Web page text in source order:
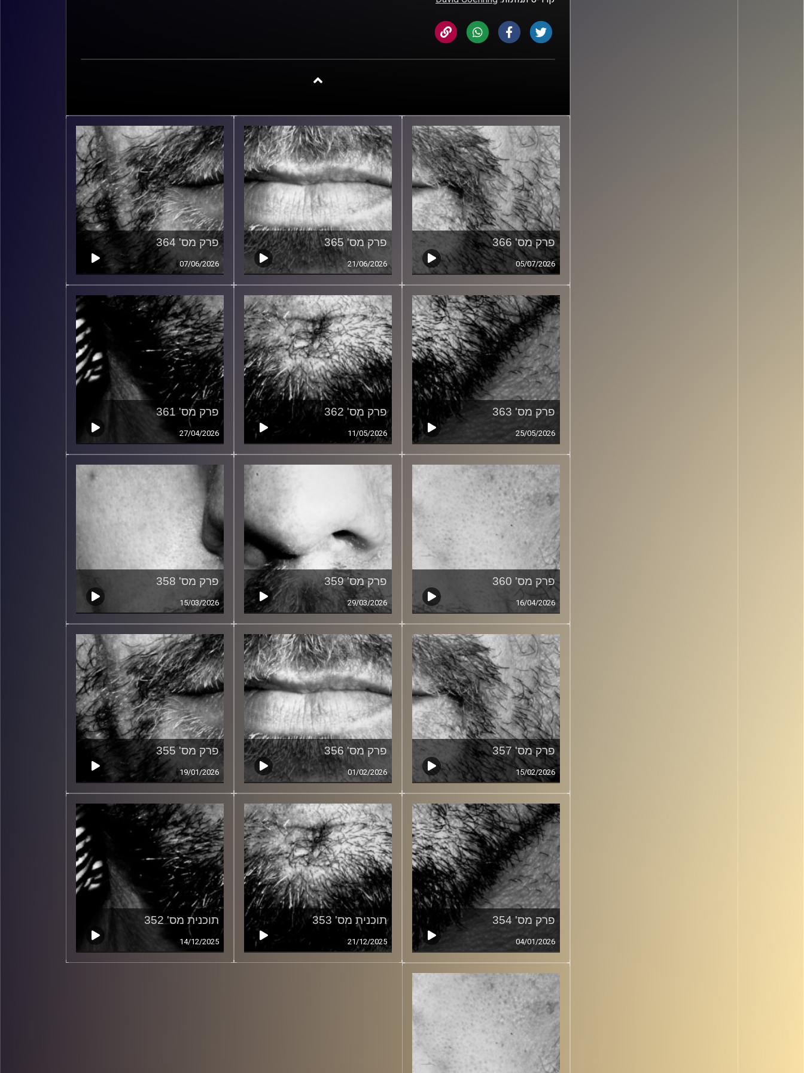
פרק מס' 366
05/07/2026
פרק מס' 365
21/06/2026
פרק מס' 364
07/06/2026
פרק מס' 363
25/05/2026
פרק מס' 362
11/05/2026
פרק מס' 361
27/04/2026
פרק מס' 360
16/04/2026
פרק מס' 359
29/03/2026
פרק מס' 358
15/03/2026
פרק מס' 357
15/02/2026
פרק מס' 356
01/02/2026
פרק מס' 355
19/01/2026
פרק מס' 354
04/01/2026
תוכנית מס' 353
21/12/2025
תוכנית מס' 352
14/12/2025